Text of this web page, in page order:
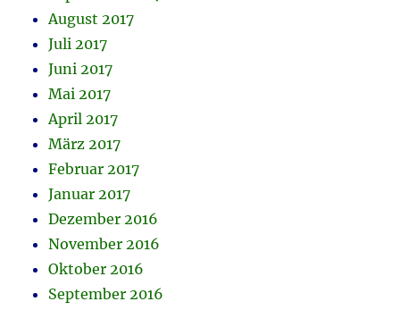
August 2017
Juli 2017
Juni 2017
Mai 2017
April 2017
März 2017
Februar 2017
Januar 2017
Dezember 2016
November 2016
Oktober 2016
September 2016